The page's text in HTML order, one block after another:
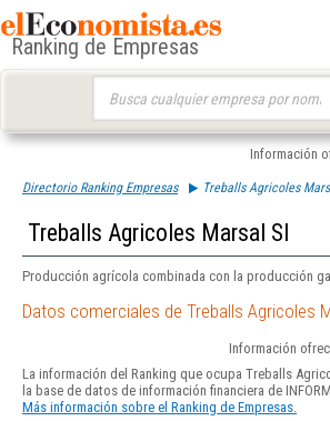
Ranking de Empresas
Información
Directorio Ranking Empresas Treballs Agricoles
Treballs Agricoles Marsal Sl
Producción agrícola combinada con la producción
Datos comerciales de Treballs Agricoles
Información
La información del Ranking que ocupa Treballs
la base de datos de información financiera de
Más información sobre el Ranking de Empresas.